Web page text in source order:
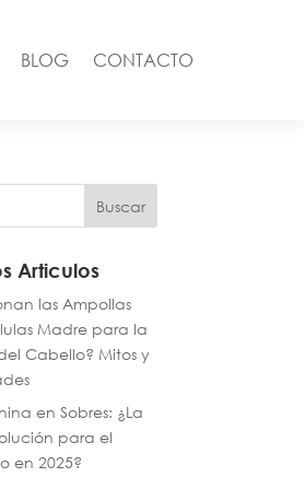
BLOG CONTACTO
Buscar
Articulos
las Ampollas
Madre para la
Cabello? Mitos y
en Sobres: ¿La
para el
en 2025?